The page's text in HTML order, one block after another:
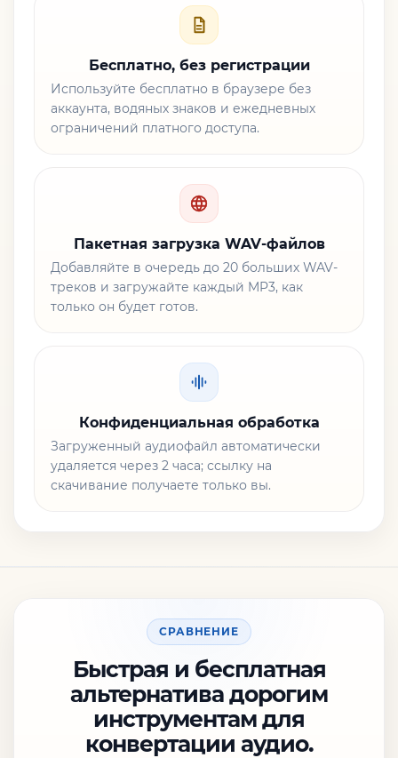
Бесплатно, без регистрации
Используйте бесплатно в браузере без
аккаунта, водяных знаков и ежедневных
ограничений платного доступа.
Пакетная загрузка WAV-файлов
Добавляйте в очередь до 20 больших WAV-
треков и загружайте каждый MP3, как
только он будет готов.
Конфиденциальная обработка
Загруженный аудиофайл автоматически
удаляется через 2 часа; ссылку на
скачивание получаете только вы.
СРАВНЕНИЕ
Быстрая и бесплатная
альтернатива дорогим
инструментам для
конвертации аудио.